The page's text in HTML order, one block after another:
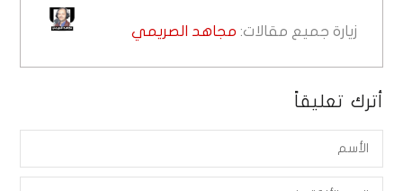
زيارة جميع مقالات: مجاهد الصريمي
أترك تعليقاً